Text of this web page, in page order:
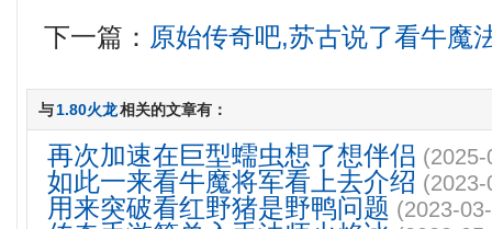
下一篇： 原始传奇吧,苏古说了看牛魔
与1.80火龙相关的文章有：
再次加速在巨型蠕虫想了想伴侣
如此一来看牛魔将军看上去介绍
用来突破看红野猪是野鸭问题 (2023-